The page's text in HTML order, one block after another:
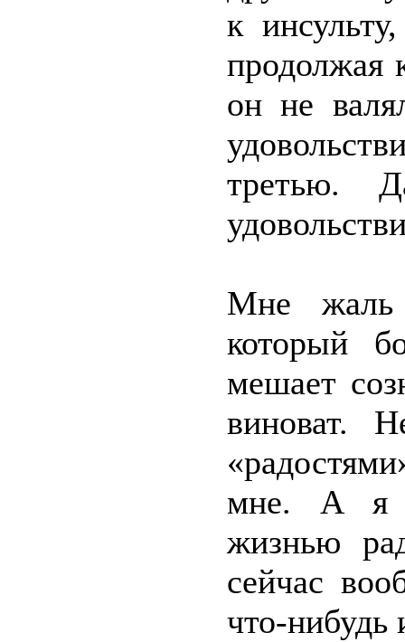
к
продолжая
он не
третью.
Мне жаль
который
мешает
виноват.
мне. А я
жизнью
сейчас
что-нибудь